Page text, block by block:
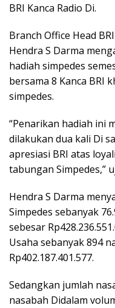
BRI Kanca Radio Di.
Branch Office Head
Hendra S Darma
hadiah simpedes
bersama 8 Kanca BRI
simpedes.
“Penarikan hadiah ini
dilakukan dua kali Di
apresiasi BRI atas
tabungan Simpedes,”
Hendra S Darma
Simpedes sebanyak
sebesar
Usaha sebanyak 894
Rp402.187.401.577.
Sedangkan jumlah
nasabah Didalam